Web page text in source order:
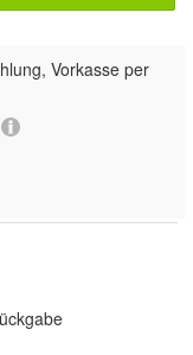
Vorkasse per